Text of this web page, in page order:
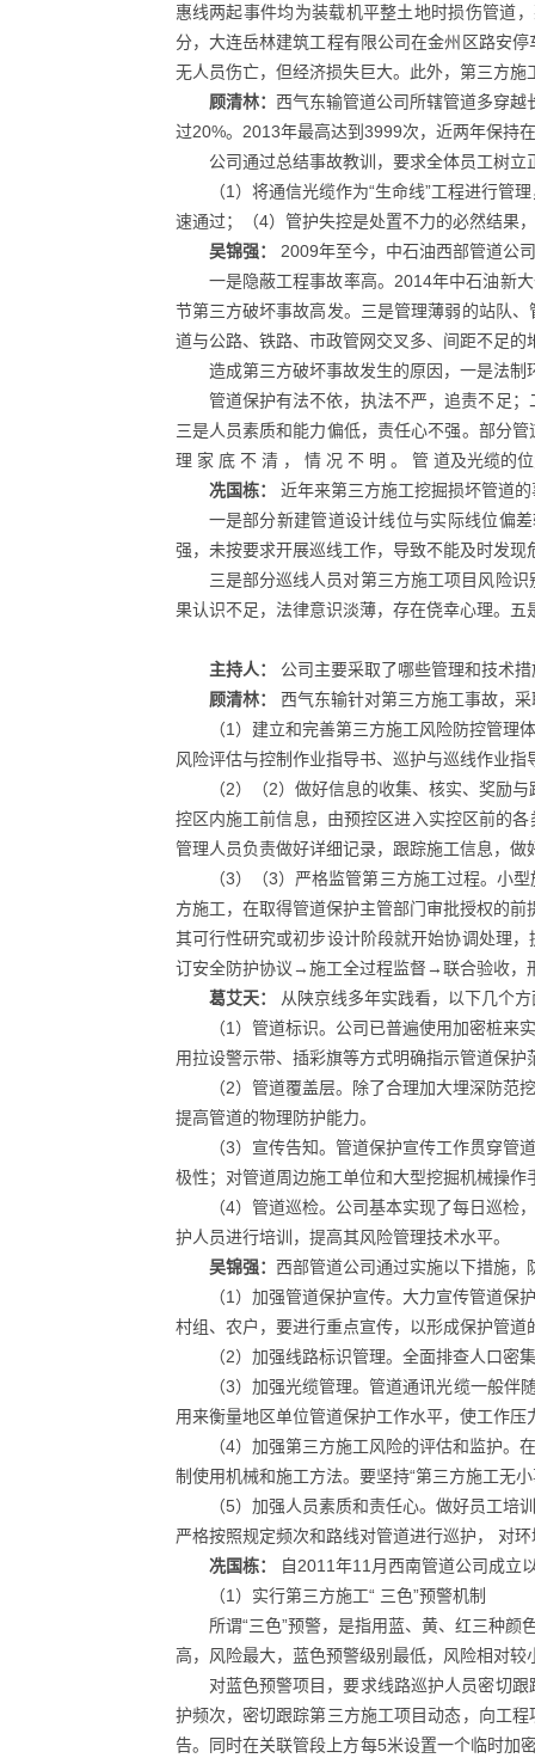
惠线两起事件均为装载机平整土地时损伤管道
分，大连岳林建筑工程有限公司在金州区路安
无人员伤亡，但经济损失巨大。此外，第三方施
顾清林： 西气东输管道公司所辖管道多穿
过20%。2013年最高达到3999次，近两年保持
公司通过总结事故教训，要求全体员工树
（1）将通信光缆作为“生命线”工程进行
速通过；（4）管护失控是处置不力的必然结果
吴锦强：
2009年至今，中石油西部管道公
一是隐蔽工程事故率高。2014年中石油新
节第三方破坏事故高发。三是管理薄弱的站队
道与公路、铁路、市政管网交叉多、间距不足的
造成第三方破坏事故发生的原因，一是法
管道保护有法不依，执法不严，追责不足
三是人员素质和能力偏低，责任心不强。部分
理 家 底 不 清 ， 情 况 不 明 。 管 道及光缆的
冼国栋：
近年来第三方施工挖掘损坏管道
一是部分新建管道设计线位与实际线位偏
强，未按要求开展巡线工作，导致不能及时发现
三是部分巡线人员对第三方施工项目风险
果认识不足，法律意识淡薄，存在侥幸心理。
主持人： 公司主要采取了哪些管理和技术
顾清林：
西气东输针对第三方施工事故，
（1）建立和完善第三方施工风险防控管
风险评估与控制作业指导书、巡护与巡线作业
（2）（2）做好信息的收集、核实、奖励
控区内施工前信息，由预控区进入实控区前的
管理人员负责做好详细记录，跟踪施工信息，做
（3）（3）严格监管第三方施工过程。小
方施工，在取得管道保护主管部门审批授权的
其可行性研究或初步设计阶段就开始协调处理
订安全防护协议→施工全过程监督→联合验收，
葛艾天：
从陕京线多年实践看，以下几个
（1）管道标识。公司已普遍使用加密桩
用拉设警示带、插彩旗等方式明确指示管道保
（2）管道覆盖层。除了合理加大埋深防
提高管道的物理防护能力。
（3）宣传告知。管道保护宣传工作贯穿
极性；对管道周边施工单位和大型挖掘机械操
（4）管道巡检。公司基本实现了每日巡
护人员进行培训，提高其风险管理技术水平。
吴锦强： 西部管道公司通过实施以下措施，
（1）加强管道保护宣传。大力宣传管道
村组、农户，要进行重点宣传，以形成保护管
（2）加强线路标识管理。全面排查人口
（3）加强光缆管理。管道通讯光缆一般
用来衡量地区单位管道保护工作水平，使工作压
（4）加强第三方施工风险的评估和监护
制使用机械和施工方法。要坚持“第三方施工无
（5）加强人员素质和责任心。做好员工
严格按照规定频次和路线对管道进行巡护， 对
冼国栋：
自2011年11月西南管道公司成立
（1）实行第三方施工“ 三色”预警机制
所谓“三色”预警，是指用蓝、黄、红三种
高，风险最大，蓝色预警级别最低，风险相对较
对蓝色预警项目，要求线路巡护人员密切
护频次，密切跟踪第三方施工项目动态，向工
告。同时在关联管段上方每5米设置一个临时加